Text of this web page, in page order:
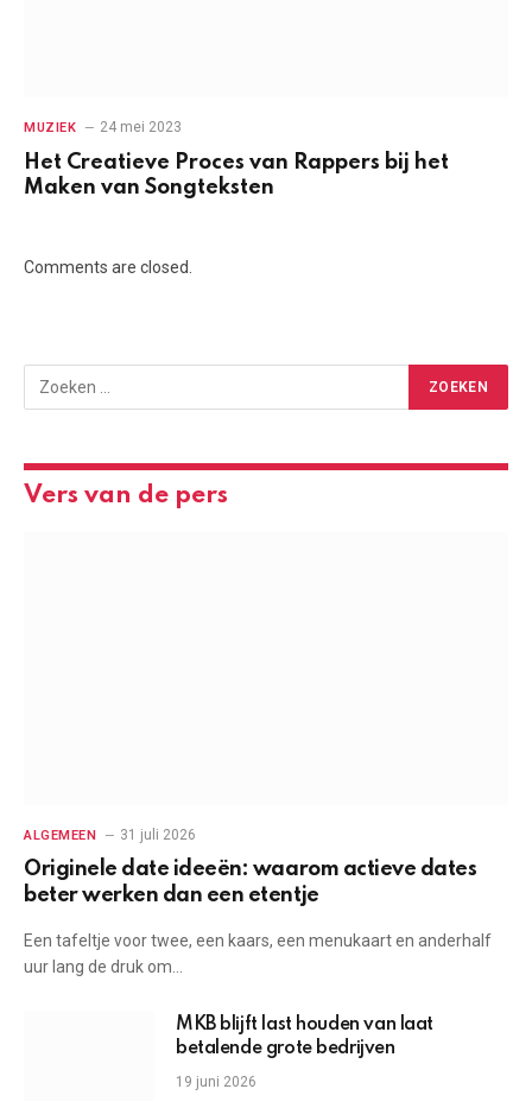
MUZIEK 24 mei 2023
Het Creatieve Proces van Rappers bij het
Maken van Songteksten
Comments are closed.
Vers van de pers
ALGEMEEN 31 juli 2026
Originele date ideeën: waarom actieve dates
beter werken dan een etentje
Een tafeltje voor twee, een kaars, een menukaart en anderhalf
uur lang de druk om…
MKB blijft last houden van laat
betalende grote bedrijven
19 juni 2026